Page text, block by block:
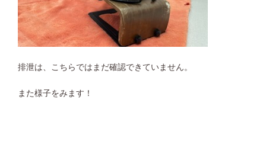
排泄は、こちらではまだ確認できていません。
また様子をみます！